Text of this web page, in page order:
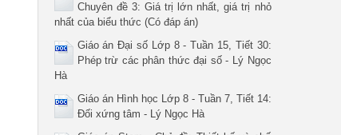
Chuyên đề 3: Giá trị lớn nhất, giá trị nhỏ
nhất của biểu thức (Có đáp án)
Giáo án Đại số Lớp 8 - Tuần 15, Tiết 30:
Phép trừ các phân thức đại số - Lý Ngọc
Hà
Giáo án Hình học Lớp 8 - Tuần 7, Tiết 14:
Đối xứng tâm - Lý Ngọc Hà